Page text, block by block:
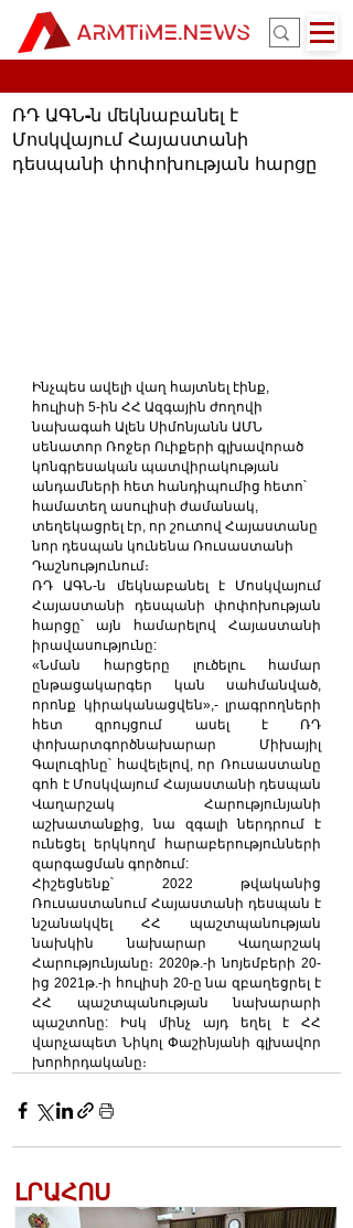
ՌԴ ԱԳՆ-ն մեկնաբանել է
Մոսկվայում Հայաստանի
դեսպանի փոփոխության հարցը
Ինչպես ավելի վաղ հայտնել էինք,
հուլիսի 5-ին ՀՀ Ազգային ժողովի
նախագահ Ալեն Սիմոնյանն ԱՄՆ
սենատոր Ռոջեր Ուիքերի գլխավորած
կոնգրեսական պատվիրակության
անդամների հետ հանդիպումից հետո՝
համատեղ ասուլիսի ժամանակ,
տեղեկացրել էր, որ շուտով Հայաստանը
նոր դեսպան կունենա Ռուսաստանի
Դաշնությունում։
ՌԴ ԱԳՆ-ն մեկնաբանել է Մոսկվայում
Հայաստանի դեսպանի փոփոխության
հարցը՝ այն համարելով Հայաստանի
իրավասությունը:
«Նման հարցերը լուծելու համար
ընթացակարգեր կան սահմանված,
որոնք կիրականացվեն»,- լրագրողների
հետ զրույցում ասել է ՌԴ
փոխարտգործնախարար Միխայիլ
Գալուզինը՝ հավելելով, որ Ռուսաստանը
գոհ է Մոսկվայում Հայաստանի դեսպան
Վաղարշակ Հարությունյանի
աշխատանքից, նա զգալի ներդրում է
ունեցել երկկողմ հարաբերությունների
զարգացման գործում:
Հիշեցնենք՝ 2022 թվականից
Ռուսաստանում Հայաստանի դեսպան է
նշանակվել ՀՀ պաշտպանության
նախկին նախարար Վաղարշակ
Հարությունյանը։ 2020թ.-ի նոյեմբերի 20-
ից 2021թ.-ի հուլիսի 20-ը նա զբաղեցրել է
ՀՀ պաշտպանության նախարարի
պաշտոնը: Իսկ մինչ այդ եղել է ՀՀ
վարչապետ Նիկոլ Փաշինյանի գլխավոր
խորհրդականը։
ԼՐԱՀՈՍ